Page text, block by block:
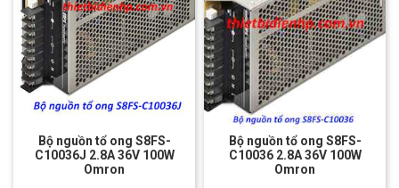
Bộ nguồn tổ ong S8FS-
C10036J 2.8A 36V 100W
Omron
Bộ nguồn tổ ong S8FS-
C10036 2.8A 36V 100W
Omron